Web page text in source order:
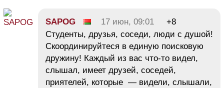
SAPOG 17 июн, 09:01
+8
Студенты, друзья, соседи, люди с душой!
Скоординируйтеся в единую поисковую
дружину! Каждый из вас что-то видел,
слышал, имеет друзей, соседей,
приятелей, которые — видели, слышали,